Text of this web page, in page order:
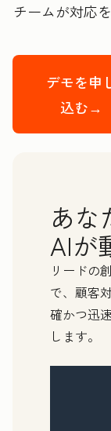
チームが対応
デモを申
込む→
あな
AIが
リードの
で、顧客
確かつ迅
します。